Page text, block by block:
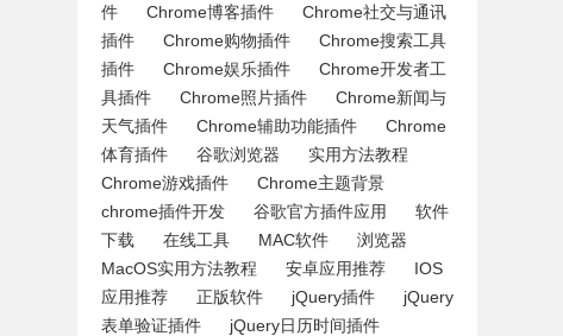
件
Chrome博客插件
Chrome社交与通讯
插件
Chrome购物插件
Chrome搜索工具
插件
Chrome娱乐插件
Chrome开发者工
具插件
Chrome照片插件
Chrome新闻与
天气插件
Chrome辅助功能插件
Chrome
体育插件
谷歌浏览器
实用方法教程
Chrome游戏插件
Chrome主题背景
chrome插件开发
谷歌官方插件应用
软件
下载
在线工具 MAC软件
浏览器
MacOS实用方法教程
安卓应用推荐
IOS
应用推荐
正版软件 jQuery插件
jQuery
表单验证插件
jQuery日历时间插件